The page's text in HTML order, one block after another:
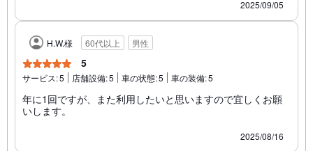
2025/09/05
H.W.様 60代以上 男性
5
サービス:5 店舗設備:5 車の状態:5 車の装備:5
年に1回ですが、また利用したいと思いますので宜しくお願
いします。
2025/08/16